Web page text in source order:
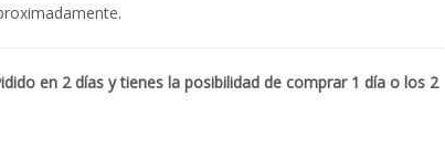
en 2 días y tienes la posibilidad de comprar 1 día o los 2